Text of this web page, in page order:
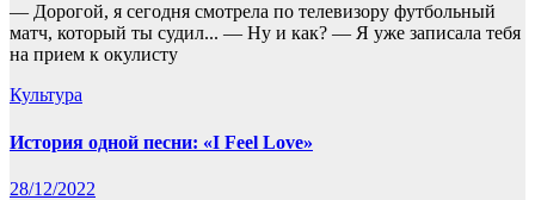
— Дорогой, я сегодня смотрела по телевизору футбольный
матч, который ты судил... — Ну и как? — Я уже записала тебя
на прием к окулисту
Культура
История одной песни: «I Feel Love»
28/12/2022